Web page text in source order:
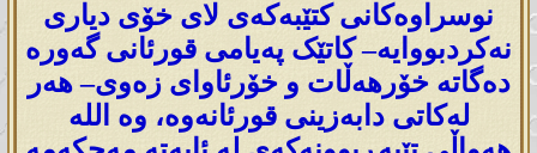
نوسراوەکانی کتێبەکەی لای خۆی دیاری
نەکردبووایە– کاتێک پەیامی قورئانی گەورە
دەگاتە خۆرهەڵات و خۆرئاوای زەوی– هەر
لەکاتی دابەزینی قورئانەوە، وە اللە